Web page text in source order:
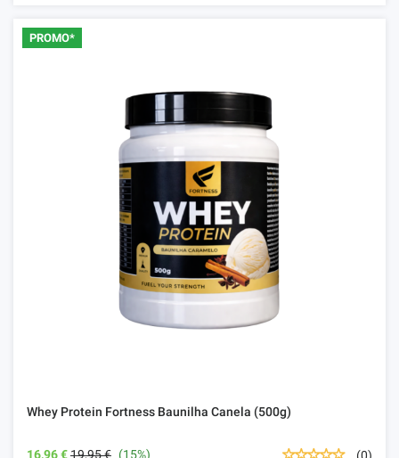
PROMO*
Whey Protein Fortness Baunilha Canela (500g)
16,96 €19,95 € (15%) (0)